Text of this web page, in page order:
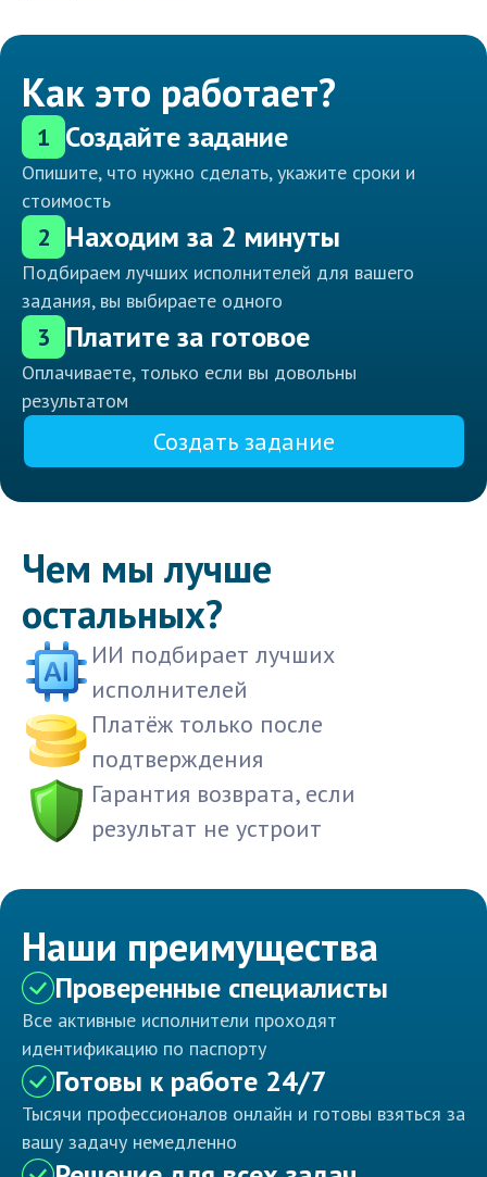
Как это работает?
1 Создайте задание
Опишите, что нужно сделать, укажите сроки и
стоимость
2 Находим за 2 минуты
Подбираем лучших исполнителей для вашего
задания, вы выбираете одного
3 Платите за готовое
Оплачиваете, только если вы довольны
результатом
Создать задание
Чем мы лучше
остальных?
ИИ подбирает лучших
исполнителей
Платёж только после
подтверждения
Гарантия возврата, если
результат не устроит
Наши преимущества
Проверенные специалисты
Все активные исполнители проходят
идентификацию по паспорту
Готовы к работе 24/7
Тысячи профессионалов онлайн и готовы взяться за
вашу задачу немедленно